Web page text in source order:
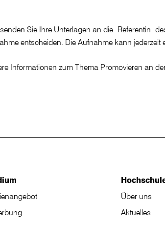
Sie Ihre Unterlagen an die Referentin
entscheiden. Die Aufnahme kann jederzeit
Informationen zum Thema Promovieren an
Über uns
Aktuelles